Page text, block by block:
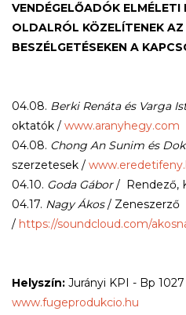
VENDÉGELŐADÓK ELMÉLETI
OLDALRÓL KÖZELÍTENEK
BESZÉLGETÉSEKEN A
04.08. Berki Renáta és Varga
oktatók / www.aranyhegy.com
04.08. Chong An Sunim és
szerzetesek /
04.10. Goda Gábor/ Rendező,
04.17. Nagy Ákos/ Zeneszerző
/ https://soundcloud.com/akosn
Helyszín: Jurányi KPI - Bp 1027
www.fugeprodukcio.hu